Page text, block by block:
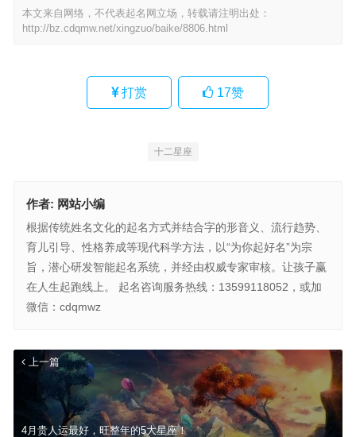
本文来自网络，不代表起名网立场，转载请注明出处：
http://bz.cdqmw.net/xingzuo/baike/8806.html
打赏 17赞
十二星座
作者: 网站小编
根据传统姓名文化的起名方式并结合字的形音义、流行趋势、
育儿引导、性格养成等现代科学方法，以“为你起好名”为宗
旨，潜心研发智能起名系统，并经由权威专家审核。让孩子赢
在人生起跑线上。 起名咨询服务热线：13599118052，或加
微信：cdqmwz
上一篇
4月贵人运最好，旺整年的5大星座！